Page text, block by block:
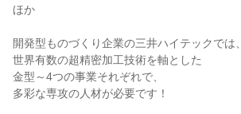
ほか
開発型ものづくり企業の三井ハイテックでは、
世界有数の超精密加工技術を軸とした
金型～4つの事業それぞれで、
多彩な専攻の人材が必要です！